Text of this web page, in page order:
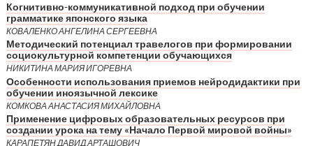
Когнитивно-коммуникативной подход при обучении
грамматике японского языка
КОВАЛЕНКО АНГЕЛИНА СЕРГЕЕВНА
Методический потенциал травелогов при формировании
социокультурной компетенции обучающихся
НИКИТИНА МАРИЯ ИГОРЕВНА
Особенности использования приемов нейродидактики при
обучении иноязычной лексике
КОМКОВА АНАСТАСИЯ МИХАЙЛОВНА
Применение цифровых образовательных ресурсов при
создании урока на тему «Начало Первой мировой войны»
КАРАПЕТЯН ДАВИД АРТАШОВИЧ